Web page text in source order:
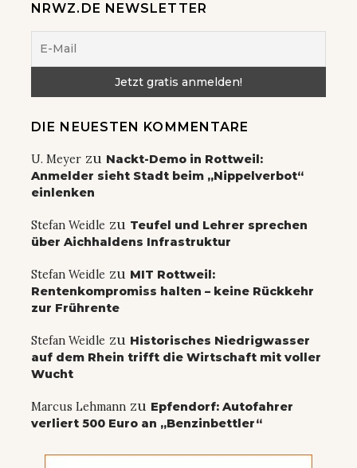
NRWZ.DE NEWSLETTER
DIE NEUESTEN KOMMENTARE
U. Meyer zu Nackt-Demo in Rottweil:
Anmelder sieht Stadt beim „Nippelverbot“
einlenken
Stefan Weidle zu Teufel und Lehrer sprechen
über Aichhaldens Infrastruktur
Stefan Weidle zu MIT Rottweil:
Rentenkompromiss halten – keine Rückkehr
zur Frührente
Stefan Weidle zu Historisches Niedrigwasser
auf dem Rhein trifft die Wirtschaft mit voller
Wucht
Marcus Lehmann zu Epfendorf: Autofahrer
verliert 500 Euro an „Benzinbettler“